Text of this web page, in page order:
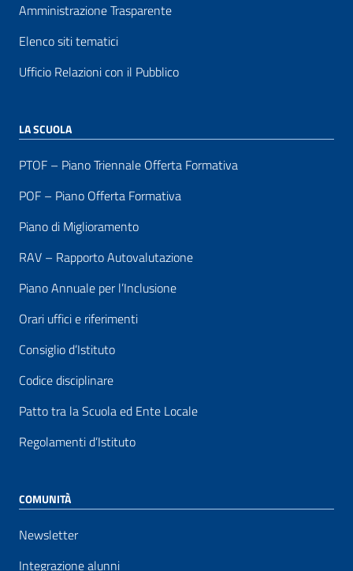
Amministrazione Trasparente
Elenco siti tematici
Ufficio Relazioni con il Pubblico
LA SCUOLA
PTOF – Piano Triennale Offerta Formativa
POF – Piano Offerta Formativa
Piano di Miglioramento
RAV – Rapporto Autovalutazione
Piano Annuale per l’Inclusione
Orari uffici e riferimenti
Consiglio d’Istituto
Codice disciplinare
Patto tra la Scuola ed Ente Locale
Regolamenti d’Istituto
COMUNITÀ
Newsletter
Integrazione alunni